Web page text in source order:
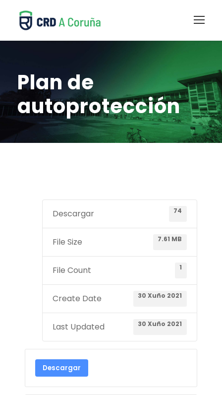
Plan de
autoprotección
Descargar 74
File Size 7.61 MB
File Count 1
Create Date 30 Xuño 2021
Last Updated 30 Xuño 2021
Descargar